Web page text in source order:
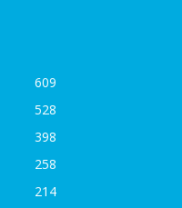
609
528
398
258
214